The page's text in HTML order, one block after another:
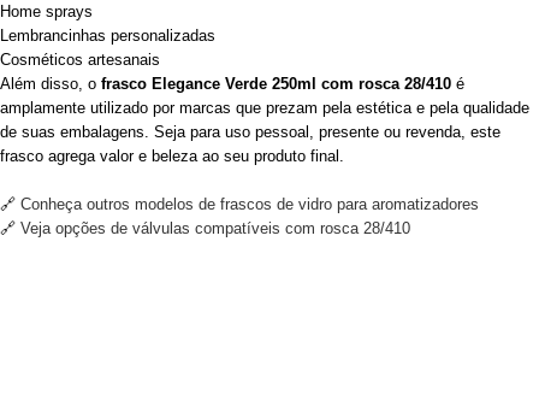
Home sprays
Lembrancinhas personalizadas
Cosméticos artesanais
Além disso, o frasco Elegance Verde 250ml com rosca 28/410 é
amplamente utilizado por marcas que prezam pela estética e pela qualidade
de suas embalagens. Seja para uso pessoal, presente ou revenda, este
frasco agrega valor e beleza ao seu produto final.
🔗 Conheça outros modelos de frascos de vidro para aromatizadores
🔗 Veja opções de válvulas compatíveis com rosca 28/410